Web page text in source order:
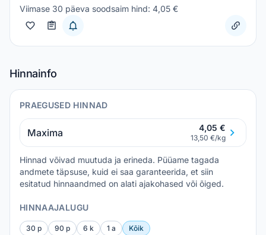
Viimase 30 päeva soodsaim hind: 4,05 €
Hinnainfo
PRAEGUSED HINNAD
Maxima 4,05 €
13,50 €/kg
Hinnad võivad muutuda ja erineda. Püüame tagada
andmete täpsuse, kuid ei saa garanteerida, et siin
esitatud hinnaandmed on alati ajakohased või õiged.
HINNAAJALUGU
30 p 90 p 6 k 1 a Kõik